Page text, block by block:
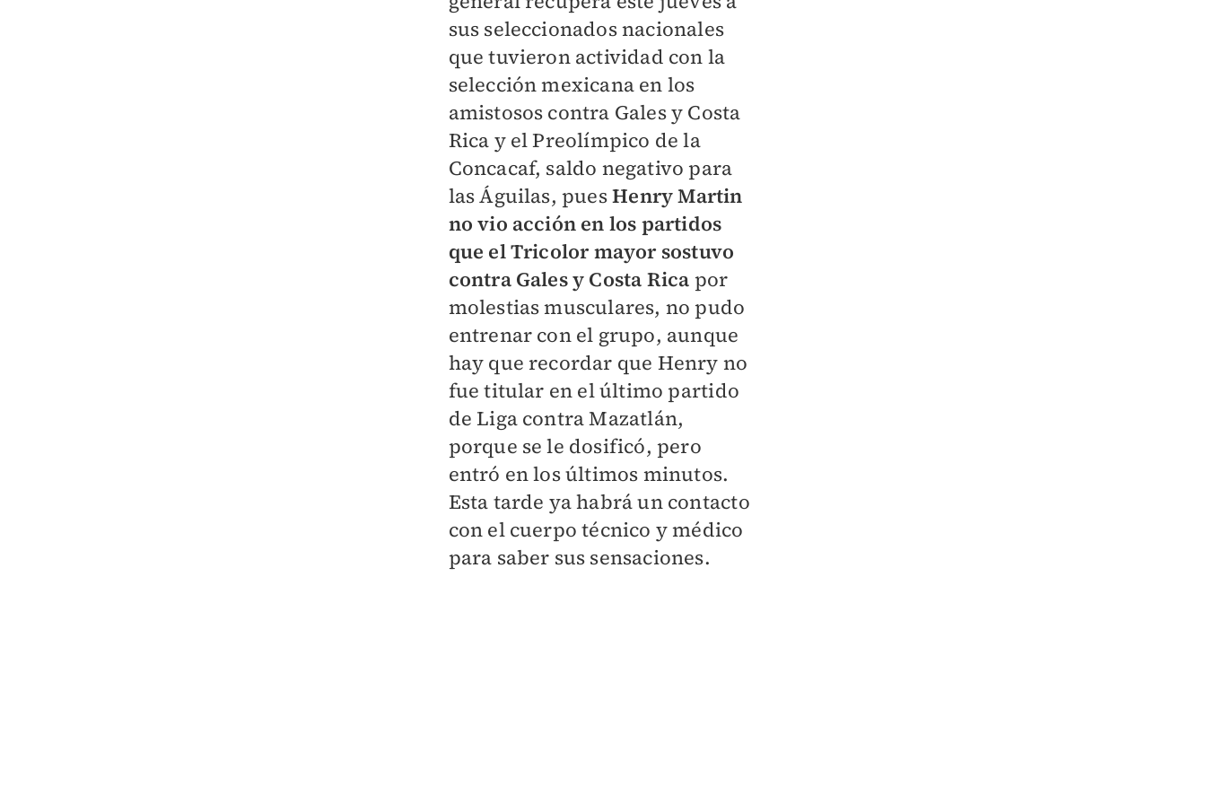
sus seleccionados nacionales
que tuvieron actividad con la
selección mexicana en los
amistosos contra Gales y Costa
Rica y el Preolímpico de la
Concacaf, saldo negativo para
las Águilas, puesHenry Martin
no vio acción en los partidos
que el Tricolor mayor sostuvo
contra Gales y Costa Rica por
molestias musculares, no pudo
entrenar con el grupo, aunque
hay que recordar que Henry no
fue titular en el último partido
de Liga contra Mazatlán,
porque se le dosificó, pero
entró en los últimos minutos.
Esta tarde ya habrá un contacto
con el cuerpo técnico y médico
para saber sus sensaciones.